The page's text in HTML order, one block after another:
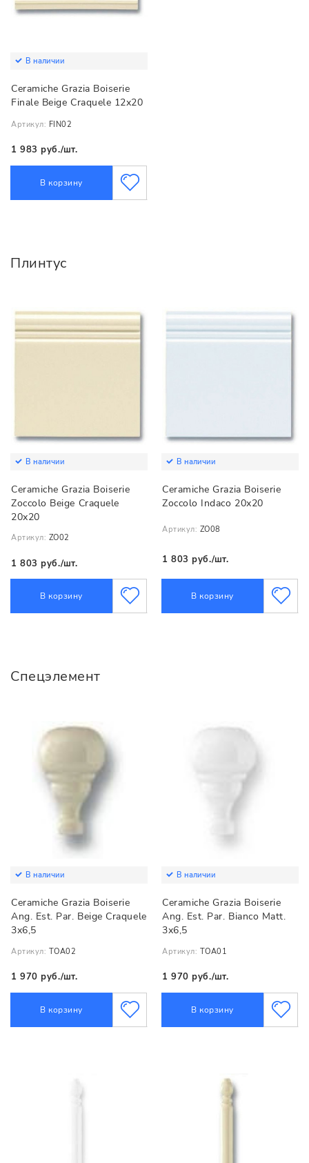
В наличии
Ceramiche Grazia Boiserie
Finale Beige Craquele 12х20
Артикул: FIN02
1 983 руб./шт.
В корзину
Плинтус
В наличии
Ceramiche Grazia Boiserie
Zoccolo Beige Craquele
20х20
Артикул: ZO02
1 803 руб./шт.
В корзину
В наличии
Ceramiche Grazia Boiserie
Zoccolo Indaco 20х20
Артикул: ZO08
1 803 руб./шт.
В корзину
Спецэлемент
В наличии
Ceramiche Grazia Boiserie
Ang. Est. Par. Beige Craquele
3х6,5
Артикул: TOA02
1 970 руб./шт.
В корзину
В наличии
Ceramiche Grazia Boiserie
Ang. Est. Par. Bianco Matt.
3х6,5
Артикул: TOA01
1 970 руб./шт.
В корзину